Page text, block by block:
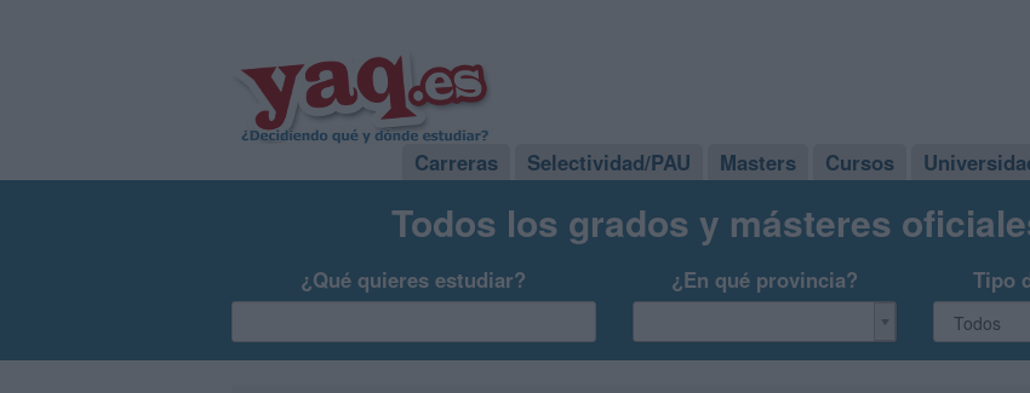
Carreras Selectividad/PAU Masters Cursos
Todos los grados y másteres
¿Qué quieres estudiar? ¿En qué provincia? Tipo